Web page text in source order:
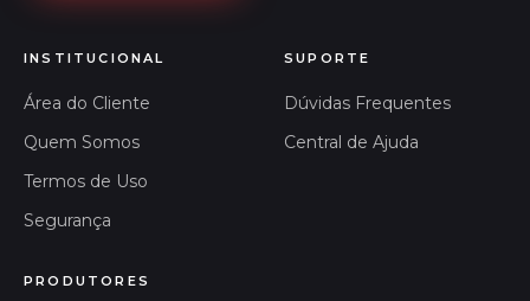
INSTITUCIONAL
Área do Cliente
Quem Somos
Termos de Uso
Segurança
SUPORTE
Dúvidas Frequentes
Central de Ajuda
PRODUTORES